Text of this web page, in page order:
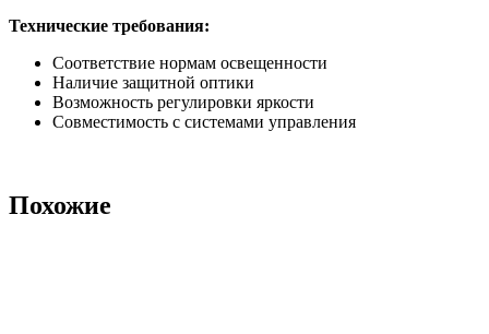
Технические требования:
Соответствие нормам освещенности
Наличие защитной оптики
Возможность регулировки яркости
Совместимость с системами управления
Похожие